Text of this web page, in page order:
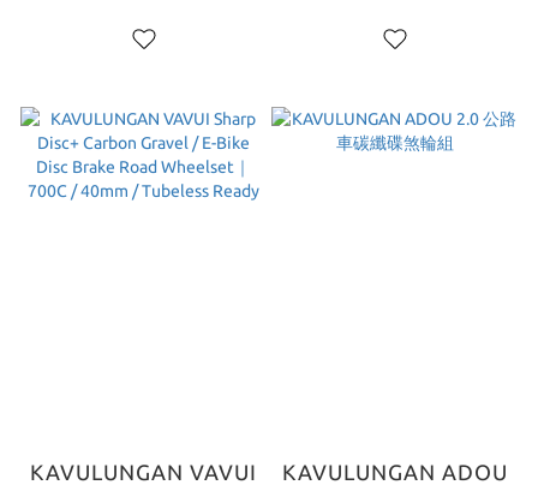
50mm / Tubeless 無
KAVULUNGAN VAVUI
KAVULUNGAN ADOU